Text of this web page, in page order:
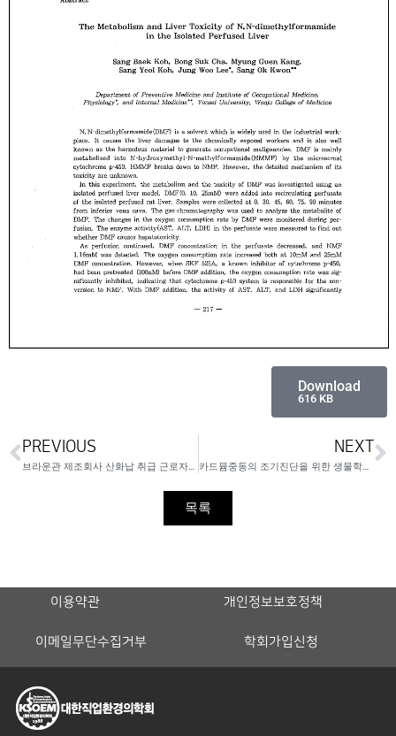
Download
616 KB
PREVIOUS NEXT
카드뮴중동의 조기진단을 위한 생물학적 지표탐색
목록
이용약관 개인정보보호정책
이메일무단수집거부 학회가입신청